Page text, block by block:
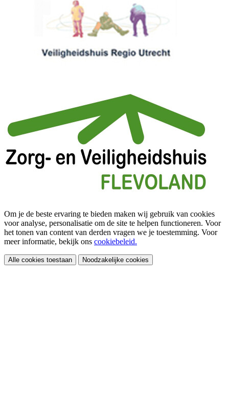
Om je de beste ervaring te bieden maken wij gebruik van cookies
voor analyse, personalisatie om de site te helpen functioneren. Voor
het tonen van content van derden vragen we je toestemming. Voor
meer informatie, bekijk ons cookiebeleid.
Alle cookies toestaan Noodzakelijke cookies